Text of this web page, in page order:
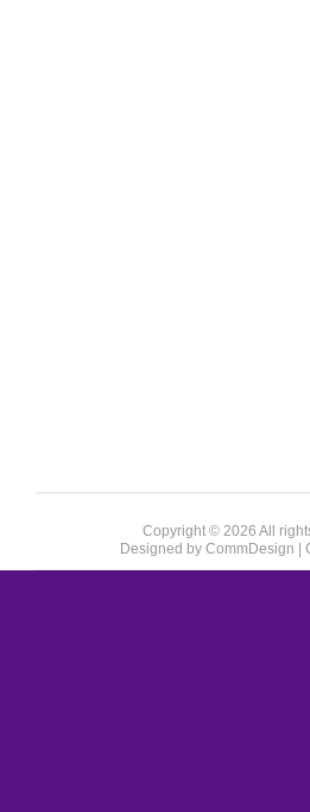
Copyright © 2026 All
Designed by CommDesign |